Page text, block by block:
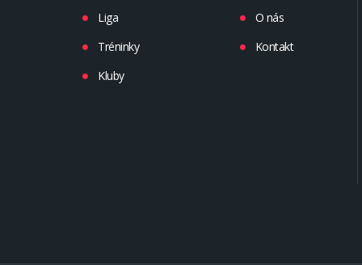
Liga
Tréninky
Kluby
O nás
Kontakt